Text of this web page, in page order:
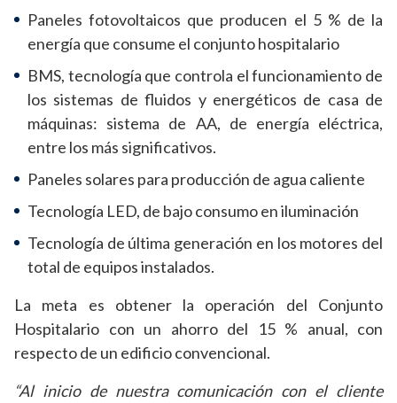
Paneles fotovoltaicos que producen el 5 % de la
energía que consume el conjunto hospitalario
BMS, tecnología que controla el funcionamiento de
los sistemas de fluidos y energéticos de casa de
máquinas: sistema de AA, de energía eléctrica,
entre los más significativos.
Paneles solares para producción de agua caliente
Tecnología LED, de bajo consumo en iluminación
Tecnología de última generación en los motores del
total de equipos instalados.
La meta es obtener la operación del Conjunto
Hospitalario con un ahorro del 15 % anual, con
respecto de un edificio convencional.
“Al inicio de nuestra comunicación con el cliente